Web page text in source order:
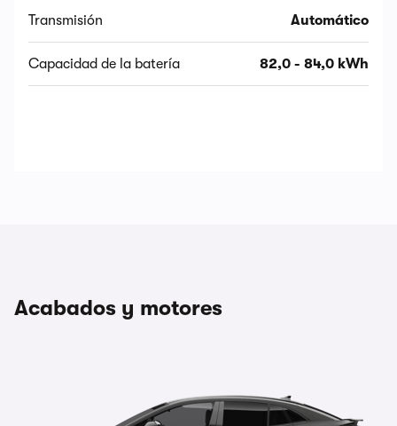
Transmisión Automático
Capacidad de la batería 82,0 - 84,0 kWh
Acabados y motores